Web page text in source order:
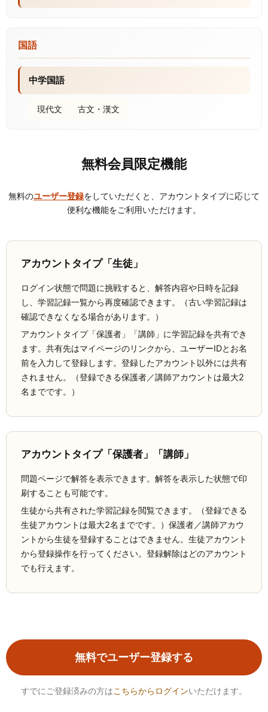
国語
中学国語
現代文 古文・漢文
無料会員限定機能
無料のユーザー登録をしていただくと、アカウントタイプに応じて
便利な機能をご利用いただけます。
アカウントタイプ「生徒」
ログイン状態で問題に挑戦すると、解答内容や日時を記録
し、学習記録一覧から再度確認できます。（古い学習記録は
確認できなくなる場合があります。）
アカウントタイプ「保護者」「講師」に学習記録を共有でき
ます。共有先はマイページのリンクから、ユーザーIDとお名
前を入力して登録します。登録したアカウント以外には共有
されません。（登録できる保護者／講師アカウントは最大2
名までです。）
アカウントタイプ「保護者」「講師」
問題ページで解答を表示できます。解答を表示した状態で印
刷することも可能です。
生徒から共有された学習記録を閲覧できます。（登録できる
生徒アカウントは最大2名までです。）保護者／講師アカウ
ントから生徒を登録することはできません。生徒アカウント
から登録操作を行ってください。登録解除はどのアカウント
でも行えます。
無料でユーザー登録する
すでにご登録済みの方はこちらからログインいただけます。